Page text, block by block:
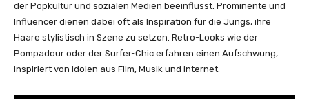
der Popkultur und sozialen Medien beeinflusst. Prominente und
Influencer dienen dabei oft als Inspiration für die Jungs, ihre
Haare stylistisch in Szene zu setzen. Retro-Looks wie der
Pompadour oder der Surfer-Chic erfahren einen Aufschwung,
inspiriert von Idolen aus Film, Musik und Internet.